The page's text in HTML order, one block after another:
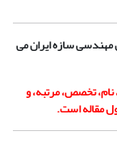
مهندسی سازه ایران می
تخصص، مرتبه، و
مقاله است.